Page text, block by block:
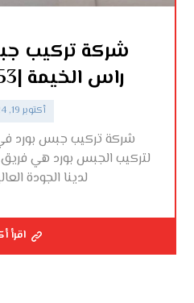
شركة تركيب
راس الخيمة |0558509053|
أكتوبر 19, 2024
شركة تركيب جبس بورد
لتركيب الجبس بورد هي
لدينا الجودة
اقرأ